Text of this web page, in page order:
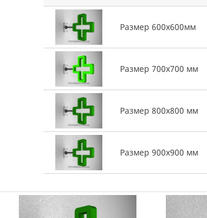
Размер 600х600мм
Размер 700х700 мм
Размер 800х800 мм
Размер 900х900 мм